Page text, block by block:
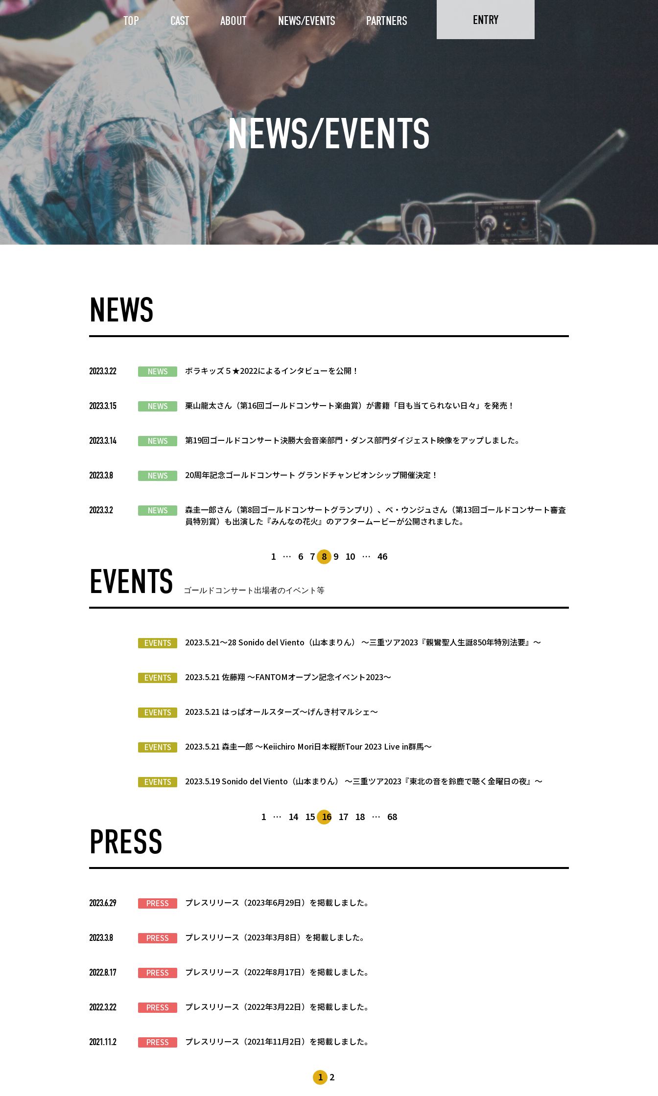
NEWS/EVENTS
TOP CAST ABOUT NEWS/EVENTS PARTNERS ENTRY
NEWS
2023.3.22 NEWS ボラキッズ５★2022によるインタビューを公開！
2023.3.15 NEWS 栗山龍太さん（第16回ゴールドコンサート楽曲賞）が書籍「目も当てられない日々」を発売！
2023.3.14 NEWS 第19回ゴールドコンサート決勝大会音楽部門・ダンス部門ダイジェスト映像をアップしました。
2023.3.8 NEWS 20周年記念ゴールドコンサート グランドチャンピオンシップ開催決定！
2023.3.2 NEWS
森圭一郎さん（第8回ゴールドコンサートグランプリ）、ベ・ウンジュさん（第13回ゴールドコンサート審査
員特別賞）も出演した『みんなの花火』のアフタームービーが公開されました。
1 … 6 7 8 9 10 … 46
EVENTS ゴールドコンサート出場者のイベント等
EVENTS 2023.5.21〜28 Sonido del Viento（山本まりん） 〜三重ツア2023『親鸞聖人生誕850年特別法要』〜
EVENTS 2023.5.21 佐藤翔 〜FANTOMオープン記念イベント2023〜
EVENTS 2023.5.21 はっぱオールスターズ〜げんき村マルシェ〜
EVENTS 2023.5.21 森圭一郎 〜Keiichiro Mori日本縦断Tour 2023 Live in群馬〜
EVENTS 2023.5.19 Sonido del Viento（山本まりん） 〜三重ツア2023『東北の音を鈴鹿で聴く金曜日の夜』〜
1 … 14 15 16 17 18 … 68
PRESS
2023.6.29 PRESS プレスリリース（2023年6月29日）を掲載しました。
2023.3.8 PRESS プレスリリース（2023年3月8日）を掲載しました。
2022.8.17 PRESS プレスリリース（2022年8月17日）を掲載しました。
2022.3.22 PRESS プレスリリース（2022年3月22日）を掲載しました。
2021.11.2 PRESS プレスリリース（2021年11月2日）を掲載しました。
1 2